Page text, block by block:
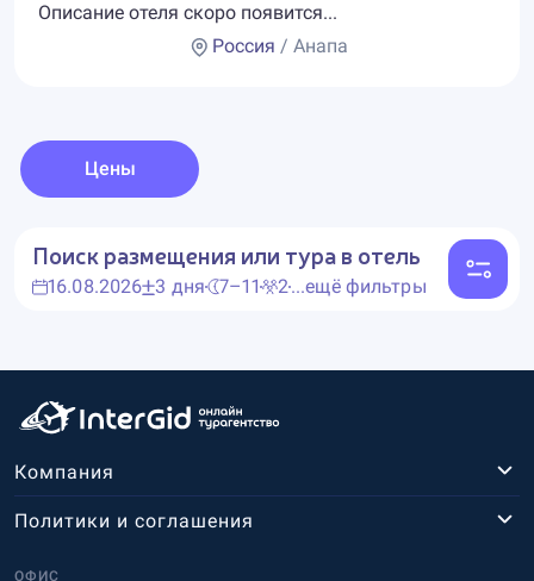
Описание отеля скоро появится...
Россия / Анапа
Цены
Поиск размещения или тура в отель
16.08.2026 3 дня 7–11 2...ещё фильтры
Компания
ОФИС
Политики и соглашения